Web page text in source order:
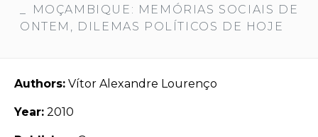
MOÇAMBIQUE: MEMÓRIAS SOCIAIS DE
ONTEM, DILEMAS POLÍTICOS DE HOJE
Authors: Vítor Alexandre Lourenço
Year: 2010